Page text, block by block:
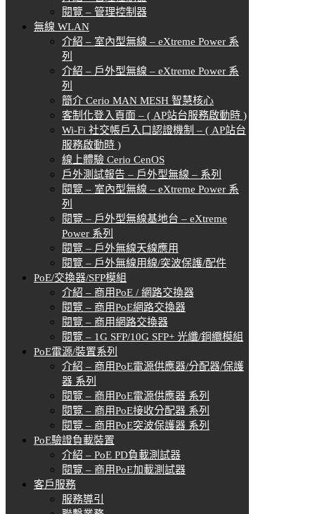
閱覽 – 管理控制器
無線 WLAN
介紹 – 室內型無線 – eXtreme Power 系
列
介紹 – 戶外型無線 – eXtreme Power 系
列
簡介 Cerio MAN MESH 智慧核心
客制化登入頁面 – ( AP站台服務啟動時 )
Wi-Fi 社交帳戶入口認證機制 – ( AP站台
服務啟動時 )
線上體驗 Cerio CenOS
戶外測試報告 – 戶外型無線 – 系列
閱覽 – 室內型無線 – eXtreme Power 系
列
閱覽 – 戶外型無線基地台 – eXtreme
Power 系列
閱覽 – 戶外無線天線應用
閱覽 – 戶外無線用線/突波保護/配件
PoE/交換器/SFP模組
介紹 – 商用PoE / 網路交換器
閱覽 – 商用PoE網路交換器
閱覽 – 商用網路交換器
閱覽 – 1G SFP/10G SFP+ 光纖/銅纜模組
PoE電源/裝置系列
介紹 – 商用PoE電源供應器/分配器/保護
器 系列
閱覽 – 商用PoE電源供應器 系列
閱覽 – 商用PoE接收分配器 系列
閱覽 – 商用PoE突波保護器 系列
PoE驗證負載裝置
介紹 – PoE PD負載測試器
閱覽 – 商用PoE加載測試器
客戶服務
服務導引